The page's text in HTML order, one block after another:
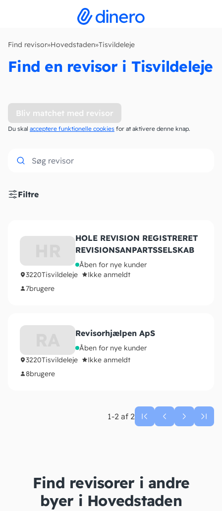
Find revisor»Hovedstaden»Tisvildeleje
Find en revisor i Tisvildeleje
Bliv matchet med revisor
Du skal acceptere funktionelle cookies for at aktivere denne knap.
Filtre
HOLE REVISION REGISTRERET
REVISIONSANPARTSSELSKAB
Åben for nye kunder
3220Tisvildeleje
Ikke anmeldt
7brugere
Revisorhjælpen ApS
Åben for nye kunder
3220Tisvildeleje
Ikke anmeldt
8brugere
1-2 af 2
Find revisorer i andre
byer i Hovedstaden